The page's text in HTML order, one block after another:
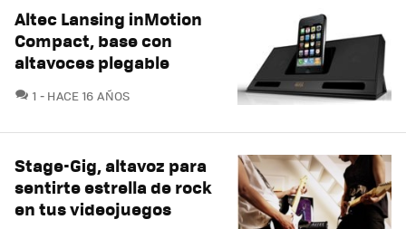
Altec Lansing inMotion
Compact, base con
altavoces plegable
1 COMENTARIOS
HACE 16 AÑOS
Stage-Gig, altavoz para
sentirte estrella de rock
en tus videojuegos